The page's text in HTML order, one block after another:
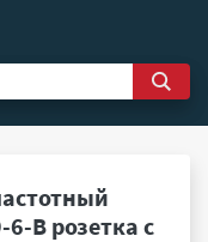
В розетка с